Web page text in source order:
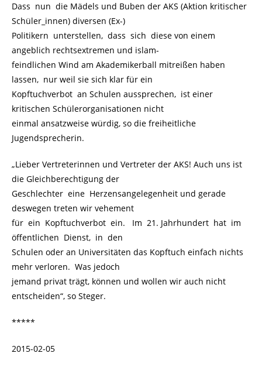
Dass nun die Mädels und Buben der AKS (Aktion kritischer
Schüler_innen) diversen (Ex-)
Politikern unterstellen, dass sich diese von einem
angeblich rechtsextremen und islam-
feindlichen Wind am Akademikerball mitreißen haben
lassen, nur weil sie sich klar für ein
Kopftuchverbot an Schulen aussprechen, ist einer
kritischen Schülerorganisationen nicht
einmal ansatzweise würdig, so die freiheitliche
Jugendsprecherin.
„Lieber Vertreterinnen und Vertreter der AKS! Auch uns ist
die Gleichberechtigung der
Geschlechter eine Herzensangelegenheit und gerade
deswegen treten wir vehement
für ein Kopftuchverbot ein. Im 21. Jahrhundert hat im
öffentlichen Dienst, in den
Schulen oder an Universitäten das Kopftuch einfach nichts
mehr verloren. Was jedoch
jemand privat trägt, können und wollen wir auch nicht
entscheiden“, so Steger.
*****
2015-02-05